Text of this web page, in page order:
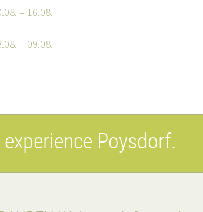
– 16.08.
– 09.08.
experience Poysdorf.